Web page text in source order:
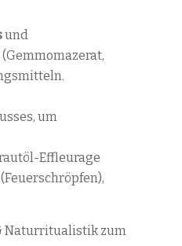
und
um
Effleurage
(Feuerschröpfen),
Naturritualistik zum